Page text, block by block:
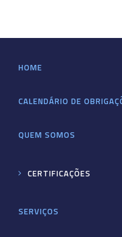
HOME
CALENDÁRIO DE
QUEM SOMOS
CERTIFICAÇÕES
SERVIÇOS